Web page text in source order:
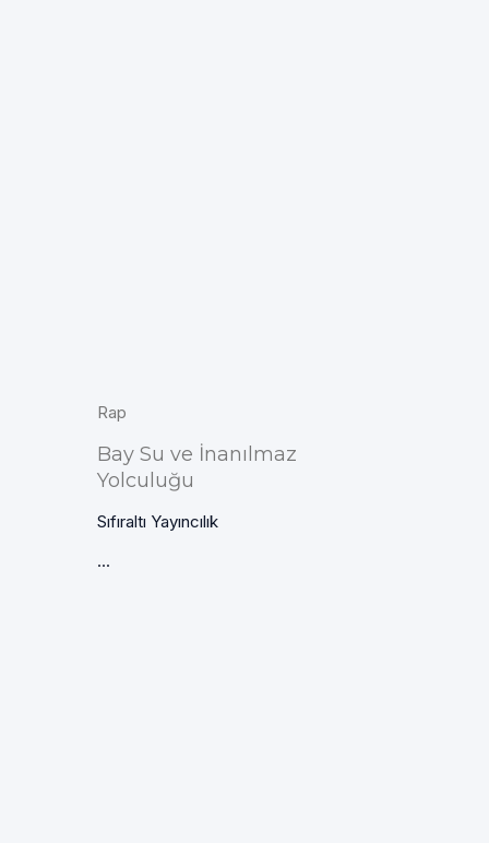
Rap
Bay Su ve İnanılmaz
Yolculuğu
Sıfıraltı Yayıncılık
...